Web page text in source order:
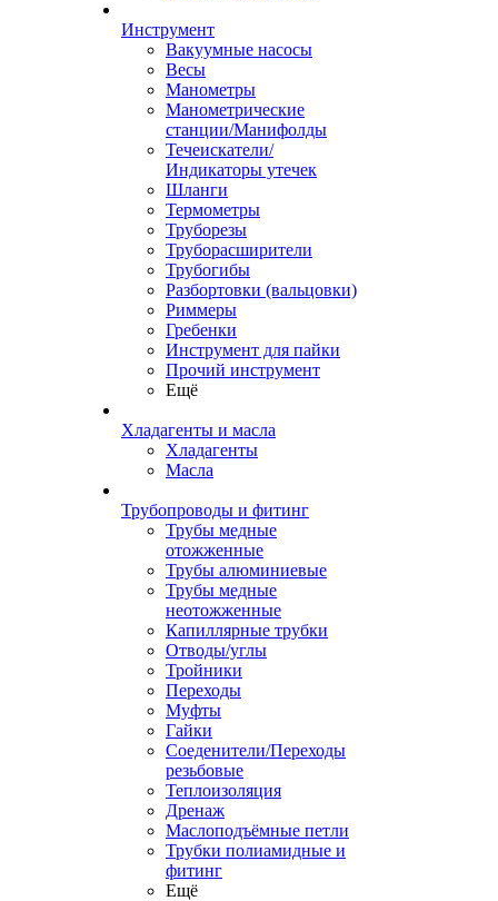
Инструмент
Вакуумные насосы
Весы
Манометры
Манометрические
станции/Манифолды
Течеискатели/
Индикаторы утечек
Шланги
Термометры
Труборезы
Труборасширители
Трубогибы
Разбортовки (вальцовки)
Риммеры
Гребенки
Инструмент для пайки
Прочий инструмент
Ещё
Хладагенты и масла
Хладагенты
Масла
Трубопроводы и фитинг
Трубы медные
отожженные
Трубы алюминиевые
Трубы медные
неотожженные
Капиллярные трубки
Отводы/углы
Тройники
Переходы
Муфты
Гайки
Соеденители/Переходы
резьбовые
Теплоизоляция
Дренаж
Маслоподъёмные петли
Трубки полиамидные и
фитинг
Ещё